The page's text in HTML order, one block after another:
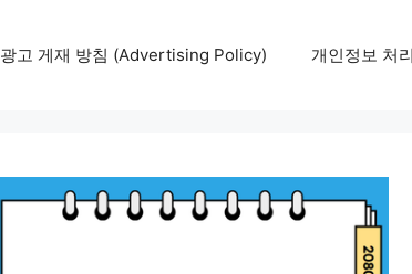
광고 게재 방침 (Advertising Policy) 개인정보 처